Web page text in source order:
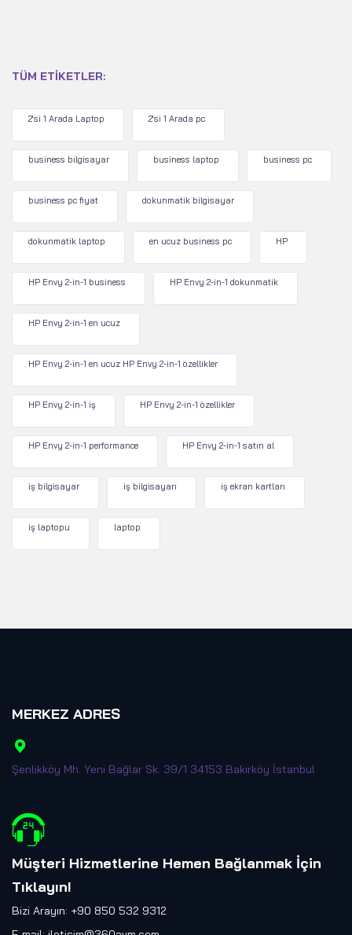
TÜM ETIKETLER:
2'si 1 Arada Laptop 2'si 1 Arada pc
business bilgisayar business laptop business pc
business pc fiyat dokunmatik bilgisayar
dokunmatik laptop en ucuz business pc HP
HP Envy 2-in-1 business HP Envy 2-in-1 dokunmatik
HP Envy 2-in-1 en ucuz
HP Envy 2-in-1 en ucuz HP Envy 2-in-1 özellikler
HP Envy 2-in-1 iş HP Envy 2-in-1 özellikler
HP Envy 2-in-1 performance HP Envy 2-in-1 satın al
iş bilgisayar iş bilgisayarı iş ekran kartları
iş laptopu laptop
MERKEZ ADRES
Şenlikköy Mh. Yeni Bağlar Sk. 39/1 34153 Bakırköy İstanbul
Müşteri Hizmetlerine Hemen Bağlanmak İçin
Tıklayın!
Bizi Arayın: +90 850 532 9312